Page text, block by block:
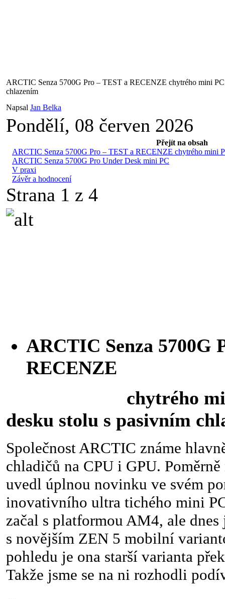
ARCTIC Senza 5700G Pro – TEST a RECENZE chytrého mini
chlazením
Napsal Jan Belka
Pondělí, 08 červen 2026
Přejít na obsah
ARCTIC Senza 5700G Pro – TEST a RECENZE chytrého mini
ARCTIC Senza 5700G Pro Under Desk mini PC
V praxi
Závěr a hodnocení
Strana 1 z 4
ARCTIC Senza 5700G
RECENZE
chytrého mini
desku stolu s pasivním
Společnost ARCTIC známe
chladičů na CPU i GPU.
uvedl úplnou novinku ve svém
inovativního ultra tichého mini
začal s platformou AM4, ale
s novějším ZEN 5 mobilní
pohledu je ona starší varianta
Takže jsme se na ni rozhodli